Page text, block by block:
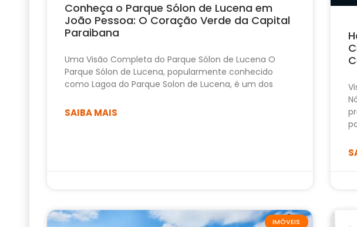
Conheça o Parque Sólon de Lucena em
João Pessoa: O Coração Verde da Capital
Paraibana
Uma Visão Completa do Parque Sólon de Lucena O
Parque Sólon de Lucena, popularmente conhecido
como Lagoa do Parque Solon de Lucena, é um dos
SAIBA MAIS
IMÓVEIS